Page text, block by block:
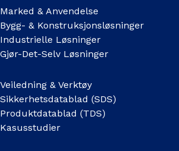
Marked & Anvendelse
Bygg- & Konstruksjonsløsninger
Industrielle Løsninger
Gjør-Det-Selv Løsninger
Veiledning & Verktøy
Sikkerhetsdatablad (SDS)
Produktdatablad (TDS)
Kasusstudier